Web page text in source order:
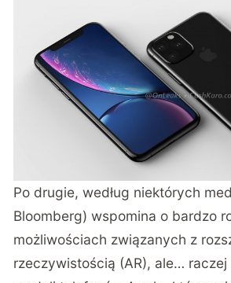
Po drugie, według niektórych
Bloomberg) wspomina o bardzo
możliwościach związanych z
rzeczywistością (AR), ale…